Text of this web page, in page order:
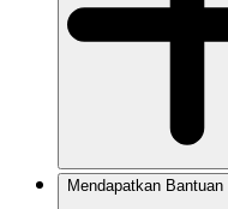
Mendapatkan